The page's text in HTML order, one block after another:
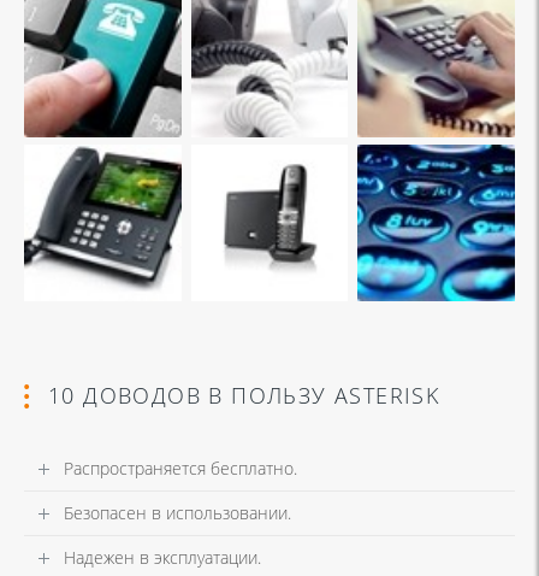
10 ДОВОДОВ В ПОЛЬЗУ ASTERISK
Распространяется бесплатно.
Безопасен в использовании.
Надежен в эксплуатации.